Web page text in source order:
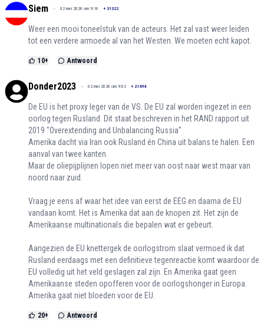
Siem 02 mei 2026 om 9:16 + 31322
Weer een mooi toneelstuk van de acteurs. Het zal vast weer leiden
tot een verdere armoede al van het Westen. We moeten echt kapot.
10+ Antwoord
Donder2023 02 mei 2026 om 9:02 + 21494
De EU is het proxy leger van de VS. De EU zal worden ingezet in een
oorlog tegen Rusland. Dit staat beschreven in het RAND rapport uit
2019 "Overextending and Unbalancing Russia"
Amerika dacht via Iran ook Rusland én China uit balans te halen. Een
aanval van twee kanten.
Maar de oliepijplijnen lopen niet meer van oost naar west maar van
noord naar zuid.
Vraag je eens af waar het idee van eerst de EEG en daarna de EU
vandaan komt. Het is Amerika dat aan de knopen zit. Het zijn de
Amerikaanse multinationals die bepalen wat er gebeurt.
Aangezien de EU knettergek de oorlogstrom slaat vermoed ik dat
Rusland eerdaags met een definitieve tegenreactie komt waardoor de
EU volledig uit het veld geslagen zal zijn. En Amerika gaat geen
Amerikaanse steden opofferen voor de oorlogshonger in Europa.
Amerika gaat niet bloeden voor de EU.
20+ Antwoord